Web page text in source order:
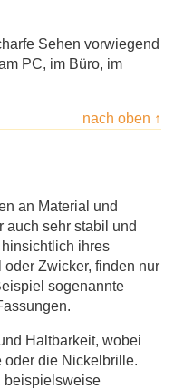
Sehen vorwiegend
PC, im Büro, im
nach oben ↑
an Material und
auch sehr stabil und
ihres
Zwicker, finden nur
sogenannte
Haltbarkeit, wobei
oder die Nickelbrille.
beispielsweise